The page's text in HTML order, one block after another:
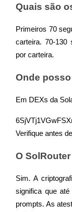
Quais são
Primeiros 70
carteira. 70-130
por carteira.
Onde
Em DEXs da
Verifique antes
O
Sim. A
significa que
prompts. As